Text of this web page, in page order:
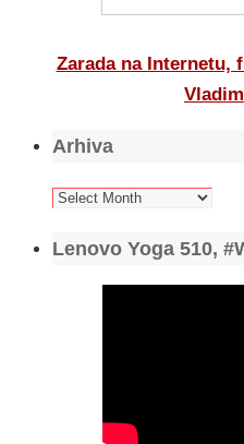
Zarada na Internetu,
Arhiva
Arhiva
Lenovo Yoga 510,